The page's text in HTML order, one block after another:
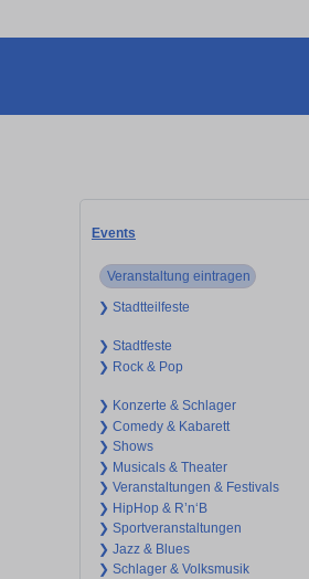
Events
Veranstaltung eintragen
❯ Stadtteilfeste
❯ Stadtfeste
❯ Rock & Pop
❯ Konzerte & Schlager
❯ Comedy & Kabarett
❯ Shows
❯ Musicals & Theater
❯ Veranstaltungen & Festivals
❯ HipHop & R’n‘B
❯ Sportveranstaltungen
❯ Jazz & Blues
❯ Schlager & Volksmusik